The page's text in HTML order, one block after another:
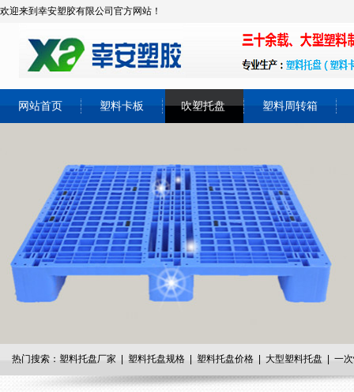
欢迎来到幸安塑胶有限公司官方网站！
网站首页 塑料卡板 吹塑托盘 塑料周转箱
热门搜索：塑料托盘厂家 | 塑料托盘规格 | 塑料托盘价格 | 大型塑料托盘 | 一